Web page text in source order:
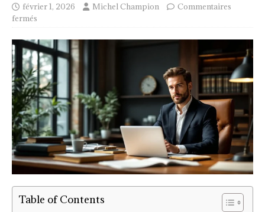
février 1, 2026 Michel Champion
Commentaires
fermés
Table of Contents